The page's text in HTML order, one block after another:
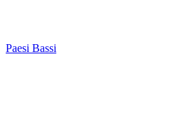
Paesi Bassi